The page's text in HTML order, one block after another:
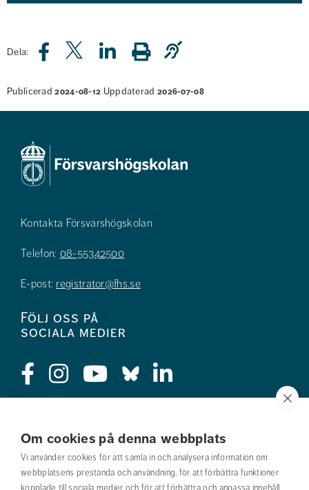
Om cookies på denna webbplats
Vi använder cookies för att samla in och analysera information om
webbplatsens prestanda och användning, för att förbättra funktioner
Dela:
Publicerad2024-08-12 Uppdaterad 2026-07-08
Kontakta Försvarshögskolan
Telefon: 08-55342500
E-post: registrator@fhs.se
Följ oss på
sociala medier
Jobba hos oss
Nyhetsbrev